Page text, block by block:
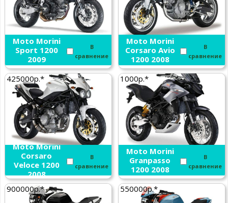
Moto Morini
Sport 1200
2009
В
сравнение
Moto Morini
Corsaro Avio
1200 2008
В
сравнение
425000р.*
Moto Morini
Corsaro
Veloce 1200
2008
В
сравнение
1000р.*
Moto Morini
Granpasso
1200 2008
В
сравнение
900000р.* 550000р.*